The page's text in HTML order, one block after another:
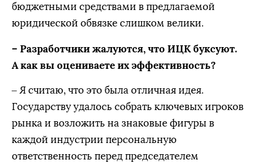
бюджетными средствами в предлагаемой
юридической обвязке слишком велики.
– Разработчики жалуются, что ИЦК буксуют.
А как вы оцениваете их эффективность?
– Я считаю, что это была отличная идея.
Государству удалось собрать ключевых игроков
рынка и возложить на знаковые фигуры в
каждой индустрии персональную
ответственность перед председателем